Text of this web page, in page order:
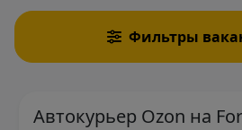
Фильтры
Автокурьер Ozon на